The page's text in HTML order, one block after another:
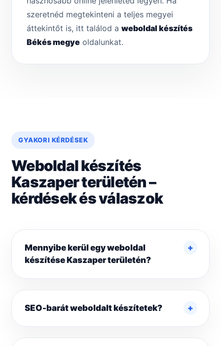
szeretnéd megtekinteni a teljes megyei
áttekintőt is, itt találod a weboldal készítés
Békés megye oldalunkat.
GYAKORI KÉRDÉSEK
Weboldal készítés
Kaszaper területén –
kérdések és válaszok
Mennyibe kerül egy weboldal
készítése Kaszaper területén?
SEO-barát weboldalt készítetek?